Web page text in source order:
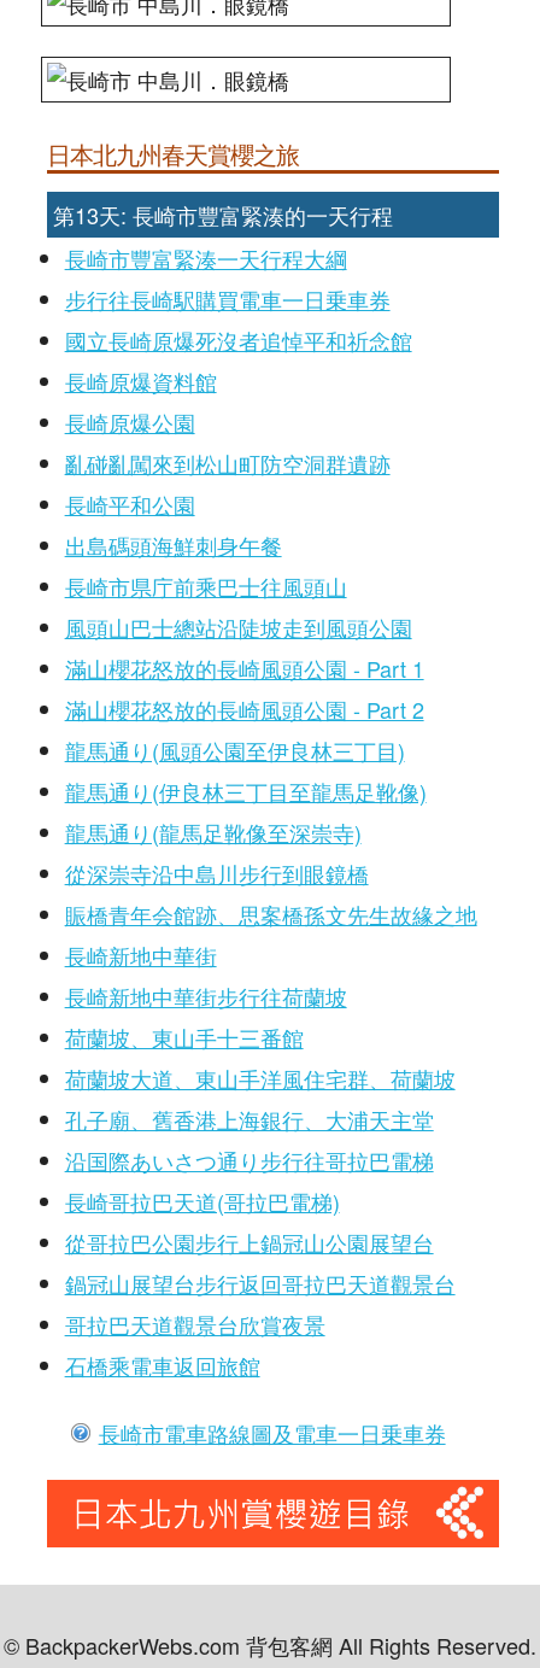
日本北九州春天賞櫻之旅
第13天: 長崎市豐富緊湊的一天行程
長崎市豐富緊湊一天行程大綱
步行往長崎駅購買電車一日乗車券
國立長崎原爆死沒者追悼平和祈念館
長崎原爆資料館
長崎原爆公園
亂碰亂闖來到松山町防空洞群遺跡
長崎平和公園
出島碼頭海鮮刺身午餐
長崎市県庁前乘巴士往風頭山
風頭山巴士總站沿陡坡走到風頭公園
滿山櫻花怒放的長崎風頭公園 - Part 1
滿山櫻花怒放的長崎風頭公園 - Part 2
龍馬通り(風頭公園至伊良林三丁目)
龍馬通り(伊良林三丁目至龍馬足靴像)
龍馬通り(龍馬足靴像至深崇寺)
從深崇寺沿中島川步行到眼鏡橋
賑橋青年会館跡、思案橋孫文先生故緣之地
長崎新地中華街
長崎新地中華街步行往荷蘭坡
荷蘭坡、東山手十三番館
荷蘭坡大道、東山手洋風住宅群、荷蘭坡
孔子廟、舊香港上海銀行、大浦天主堂
沿国際あいさつ通り步行往哥拉巴電梯
長崎哥拉巴天道(哥拉巴電梯)
從哥拉巴公園步行上鍋冠山公園展望台
鍋冠山展望台步行返回哥拉巴天道觀景台
哥拉巴天道觀景台欣賞夜景
石橋乘電車返回旅館
長崎市電車路線圖及電車一日乗車券
© BackpackerWebs.com 背包客網 All Rights Reserved.